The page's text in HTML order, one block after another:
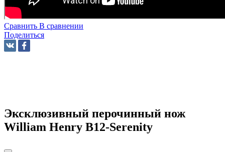
Сравнить В сравнении
Поделиться
Эксклюзивный перочинный нож
William Henry B12-Serenity